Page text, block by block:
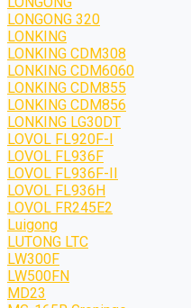
LONGONG 320
LONKING
LONKING CDM308
LONKING CDM6060
LONKING CDM855
LONKING CDM856
LONKING LG30DT
LOVOL FL920F-I
LOVOL FL936F
LOVOL FL936F-II
LOVOL FL936H
LOVOL FR245E2
Luigong
LUTONG LTC
LW300F
LW500FN
MD23